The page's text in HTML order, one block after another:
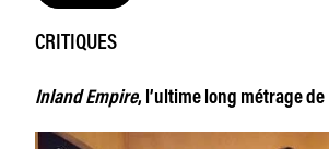
CRITIQUES
Inland Empire, l’ultime long métrage de